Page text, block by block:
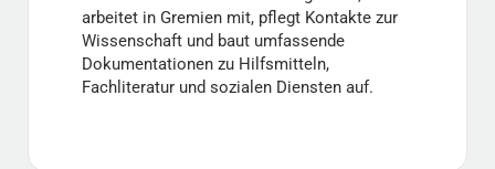
arbeitet in Gremien mit, pflegt Kontakte zur
Wissenschaft und baut umfassende
Dokumentationen zu Hilfsmitteln,
Fachliteratur und sozialen Diensten auf.